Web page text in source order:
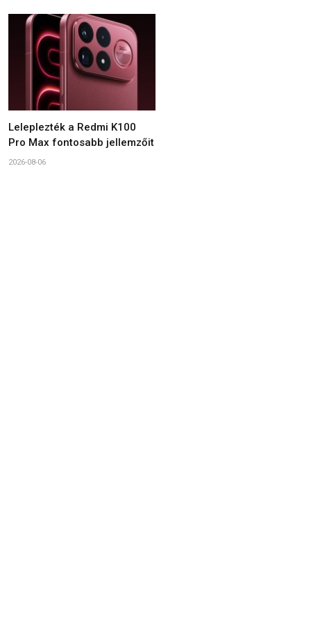
Leleplezték a Redmi K100
Pro Max fontosabb jellemzőit
2026-08-06